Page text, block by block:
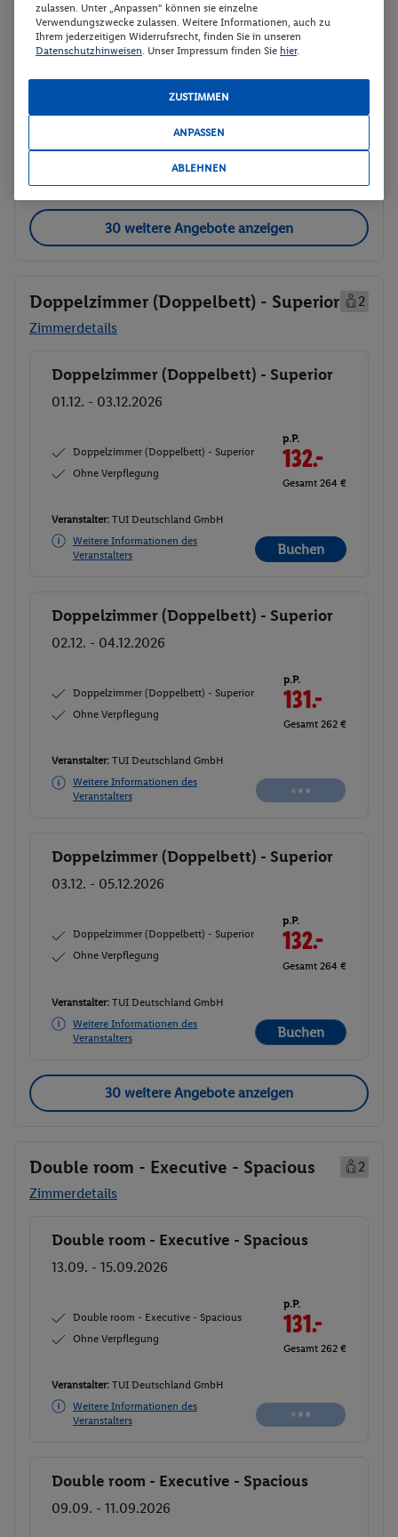
03.12. - 05.12.2026
p.P.
119.-
TUI Deutschland GmbH
30 weitere Angebote anzeigen
Doppelzimmer (Doppelbett) - Superior
2
Zimmerdetails
Buchen
Doppelzimmer (Doppelbett) - Superior
01.12. - 03.12.2026
Doppelzimmer (Doppelbett) - Superior
Ohne Verpflegung
p.P.
132.-
Gesamt 264 €
Veranstalter: TUI Deutschland GmbH
Weitere Informationen des
Veranstalters
Buchen
Buchen
Doppelzimmer (Doppelbett) - Superior
02.12. - 04.12.2026
Doppelzimmer (Doppelbett) - Superior
Ohne Verpflegung
p.P.
132.-
Gesamt 264 €
Veranstalter: TUI Deutschland GmbH
Weitere Informationen des
Veranstalters
Buchen
Buchen
Doppelzimmer (Doppelbett) - Superior
03.12. - 05.12.2026
Doppelzimmer (Doppelbett) - Superior
Ohne Verpflegung
p.P.
132.-
Gesamt 264 €
Veranstalter: TUI Deutschland GmbH
Weitere Informationen des
Veranstalters
Buchen
30 weitere Angebote anzeigen
Double room - Executive - Spacious
2
Zimmerdetails
Buchen
Double room - Executive - Spacious
13.09. - 15.09.2026
Double room - Executive - Spacious
Ohne Verpflegung
p.P.
131.-
Gesamt 262 €
Veranstalter: TUI Deutschland GmbH
Weitere Informationen des
Veranstalters
Buchen
Double room - Executive - Spacious
09.09. - 11.09.2026
zulassen. Unter „Anpassen“ können sie einzelne
Verwendungszwecke zulassen. Weitere Informationen, auch zu
Ihrem jederzeitigen Widerrufsrecht, finden Sie in unseren
Datenschutzhinweisen. Unser Impressum finden Sie hier.
ZUSTIMMEN
ANPASSEN
ABLEHNEN